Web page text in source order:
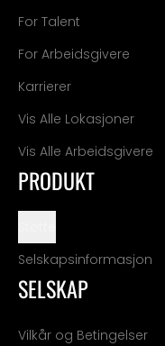
For Talent
For Arbeidsgivere
Karrierer
Vis Alle Lokasjoner
Vis Alle Arbeidsgivere
PRODUKT
Selskapsinformasjon
SELSKAP
Vilkår og Betingelser